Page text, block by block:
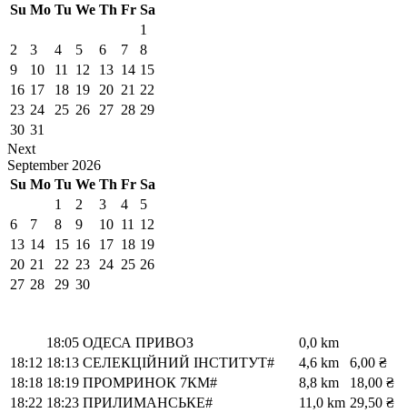
Su Mo Tu We Th Fr Sa
1
2
3 4 5 6 7
8
9
10 11 12 13 14 15
16 17 18 19 20 21 22
23 24 25 26 27 28 29
30 31
Next
September 2026
Su Mo Tu We Th Fr Sa
1
2 3 4
5
6
7 8 9 10 11 12
13 14 15 16 17 18 19
20 21 22 23 24 25 26
27 28 29 30
18:05 ОДЕСА ПРИВОЗ
0,0 km
18:12 18:13 СЕЛЕКЦІЙНИЙ ІНСТИТУТ# 4,6 km
6,00 ₴
18:18 18:19 ПРОМРИНОК 7КМ# 8,8 km
18,00 ₴
18:22 18:23 ПРИЛИМАНСЬКЕ# 11,0 km 29,50 ₴